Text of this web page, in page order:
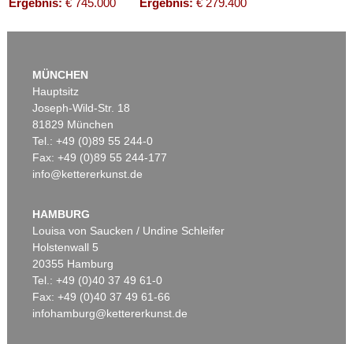
Auktion 514 - Lot 210
Ergebnis:€ 187.500
MÜNCHEN
Hauptsitz
Joseph-Wild-Str. 18
81829 München
Tel.: +49 (0)89 55 244-0
Fax: +49 (0)89 55 244-177
info@kettererkunst.de
HAMBURG
Louisa von Saucken / Undine Schleifer
Holstenwall 5
20355 Hamburg
Tel.: +49 (0)40 37 49 61-0
Fax: +49 (0)40 37 49 61-66
infohamburg@kettererkunst.de